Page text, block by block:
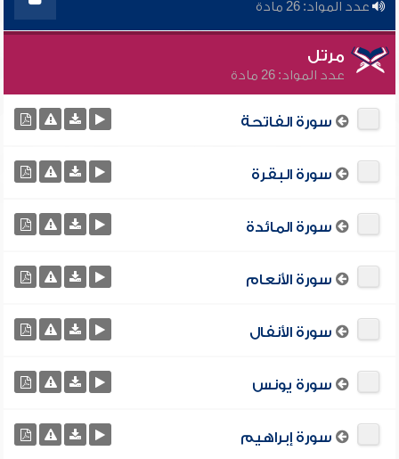
عدد المواد: 26 مادة
مرتل
عدد المواد: 26 مادة
سورة الفاتحة
سورة البقرة
سورة المائدة
سورة الأنعام
سورة الأنفال
سورة يونس
سورة إبراهيم